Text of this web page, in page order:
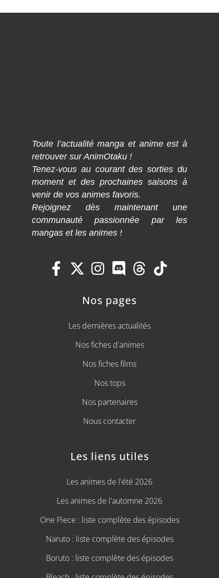
Toute l’actualité manga et anime est à
retrouver sur AnimOtaku !
Tenez-vous au courant des sorties du
moment et des prochaines saisons à
venir de vos animes favoris.
Rejoignez dès maintenant une
communauté passionnée par les
mangas et les animes !
Nos pages
Les dernières actualités
Nos fiches d'animes
Nos fiches films
Nos tops
Nos partenaires
Nous contacter
Les liens utiles
Les animes de l'été 2026
Les animes de l'automne 2026
One Piece : liste complète des épisodes
Naruto : liste complète des épisodes
Boruto : liste complète des épisodes